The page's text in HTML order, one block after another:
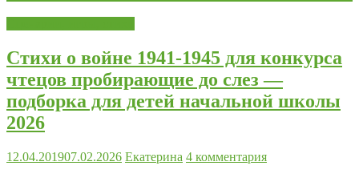
Стихи о войне 1941-1945 для конкурса
чтецов пробирающие до слез —
подборка для детей начальной школы
2026
12.04.201907.02.2026 Екатерина 4 комментария